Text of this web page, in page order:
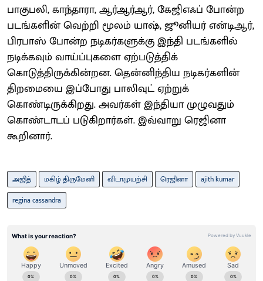
பாகுபலி, காந்தாரா, ஆர்ஆர்ஆர், கேஜிஎஃப் போன்ற
படங்களின் வெற்றி மூலம் யாஷ், ஜூனியர் என்டிஆர்,
பிரபாஸ் போன்ற நடிகர்களுக்கு இந்தி படங்களில்
நடிக்கவும் வாய்ப்புகளை ஏற்படுத்திக்
கொடுத்திருக்கின்றன. தென்னிந்திய நடிகர்களின்
திறமையை இப்போது பாலிவுட் ஏற்றுக்
கொண்டிருக்கிறது. அவர்கள் இந்தியா முழுவதும்
கொண்டாடப் படுகிறார்கள். இவ்வாறு ரெஜினா
கூறினார்.
அஜித் மகிழ் திருமேனி விடாமுயற்சி ரெஜினா
ajith kumar
regina cassandra